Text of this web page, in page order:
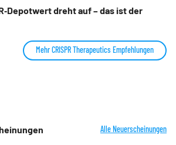
dreht auf – das ist der
Mehr CRISPR Therapeutics Empfehlungen
Alle Neuerscheinungen